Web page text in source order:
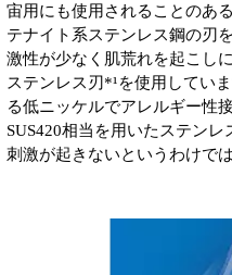
宙用にも使用されることのあ
テナイト系ステンレス鋼の刃
激性が少なく肌荒れを起こし
ステンレス刃*¹を使用してい
る低ニッケルでアレルギー性
SUS420相当を用いたステン
刺激が起きないというわけで